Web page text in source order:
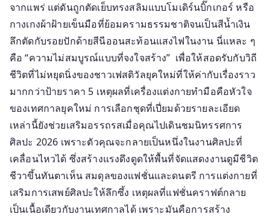
ดนตรี
และ
ศิลปะ
จากแพร่ แต่ดันถูกตัดเย็บทรงสลิมแบบโมเดิร์นบิ๊กเกอร์ หรือ
กางเกงผ้าฝ้ายเข็นมือที่ย้อมครามธรรมชาติจนเป็นสีน้ำเงิน
ลึกตัดกับรอยปักด้ายสีนีออนสะท้อนแสงไฟในงาน นี่แหละ ๆ
คือ “ความไม่สมบูรณ์แบบที่จงใจสร้าง” เพื่อให้สอดรับกับวิถี
ชีวิตที่ไม่หยุดนิ่งของชาวเฟสติวัลยุคใหม่ที่ให้ค่ากับเรื่องราว
มากกว่าป้ายราคา 5 เหตุผลที่เครื่องแต่งกายทำมือคือหัวใจ
ของเทศกาลยุคใหม่ การเลือกชุดที่เปี่ยมด้วยรายละเอียด
เหล่านี้ยังช่วยเสริมอรรถรสเมื่อคุณไปเดินชมนิทรรศการ
ศิลปะ 2026 เพราะตัวคุณจะกลายเป็นหนึ่งในงานศิลปะที่
เคลื่อนไหวได้ ซึ่งสร้างแรงดึงดูดให้พื้นที่จัดแสดงงานดูมีชีวิต
ชีวาขึ้นทันตาเห็น สมดุลของแฟชั่นและดนตรี การแต่งกายที่
เสริมการเสพย์ศิลปะให้ลึกซึ้ง เหตุผลที่แฟชั่นคราฟต์กลาย
เป็นเนื้อเดียวกับงานเทศกาลได้ เพราะมันคือการสร้าง